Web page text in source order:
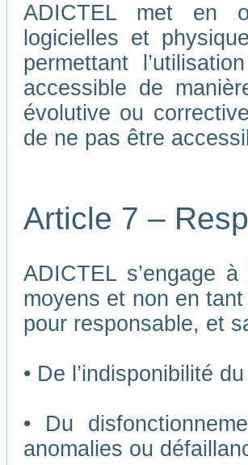
ADICTEL met en
logicielles et
permettant
accessible de
évolutive ou
de ne pas être
Article 7 –
ADICTEL s’engage
moyens et non en
pour responsable, et
• De l’indisponibilité
• Du
anomalies ou